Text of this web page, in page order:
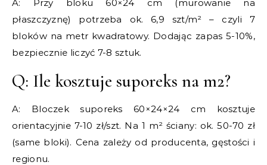
A: Przy bloku 60×24 cm (murowanie na
płaszczyznę) potrzeba ok. 6,9 szt/m² – czyli 7
bloków na metr kwadratowy. Dodając zapas 5-10%,
bezpiecznie liczyć 7-8 sztuk.
Q: Ile kosztuje suporeks na m2?
A: Bloczek suporeks 60×24×24 cm kosztuje
orientacyjnie 7-10 zł/szt. Na 1 m² ściany: ok. 50-70 zł
(same bloki). Cena zależy od producenta, gęstości i
regionu.